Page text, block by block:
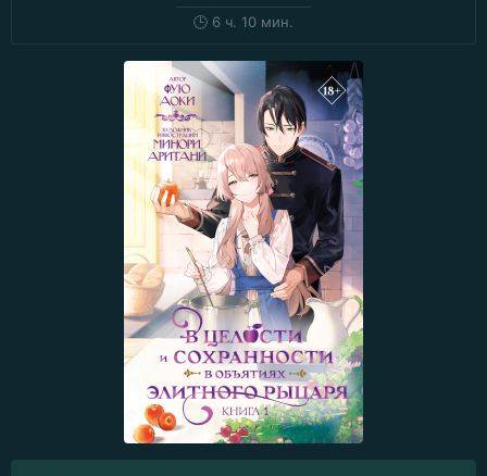
🕒 6 ч. 10 мин.